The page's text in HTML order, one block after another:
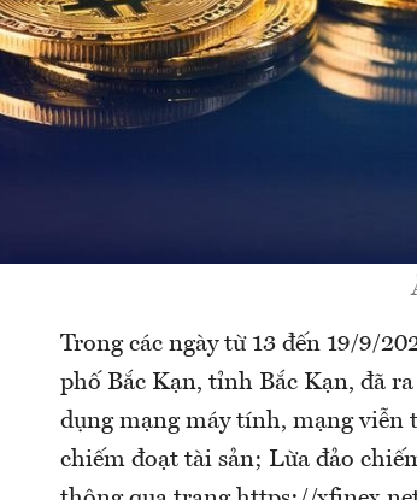
Trong các ngày từ 13 đến 19/9/
phố Bắc Kạn, tỉnh Bắc Kạn, đã
dụng mạng máy tính, mạng
chiếm đoạt tài sản; Lừa đảo